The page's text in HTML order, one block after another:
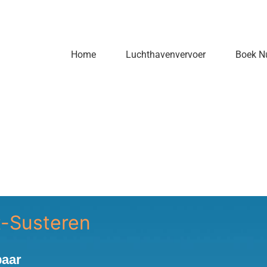
Home Luchthavenvervoer Boek
Susteren